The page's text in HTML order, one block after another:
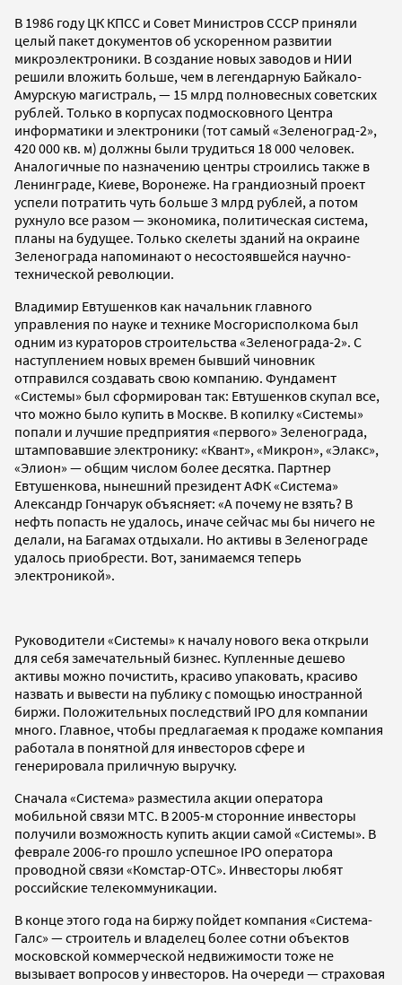
В 1986 году ЦК КПСС и Совет Министров СССР приняли
целый пакет документов об ускоренном развитии
микроэлектроники. В создание новых заводов и НИИ
решили вложить больше, чем в легендарную Байкало-
Амурскую магистраль, — 15 млрд полновесных советских
рублей. Только в корпусах подмосковного Центра
информатики и электроники (тот самый «Зеленоград-2»,
420 000 кв. м) должны были трудиться 18 000 человек.
Аналогичные по назначению центры строились также в
Ленинграде, Киеве, Воронеже. На грандиозный проект
успели потратить чуть больше 3 млрд рублей, а потом
рухнуло все разом — экономика, политическая система,
планы на будущее. Только скелеты зданий на окраине
Зеленограда напоминают о несостоявшейся научно-
технической революции.
Владимир Евтушенков как начальник главного
управления по науке и технике Мосгорисполкома был
одним из кураторов строительства «Зеленограда-2». С
наступлением новых времен бывший чиновник
отправился создавать свою компанию. Фундамент
«Системы» был сформирован так: Евтушенков скупал все,
что можно было купить в Москве. В копилку «Системы»
попали и лучшие предприятия «первого» Зеленограда,
штамповавшие электронику: «Квант», «Микрон», «Элакс»,
«Элион» — общим числом более десятка. Партнер
Евтушенкова, нынешний президент АФК «Система»
Александр Гончарук объясняет: «А почему не взять? В
нефть попасть не удалось, иначе сейчас мы бы ничего не
делали, на Багамах отдыхали. Но активы в Зеленограде
удалось приобрести. Вот, занимаемся теперь
электроникой».
Руководители «Системы» к началу нового века открыли
для себя замечательный бизнес. Купленные дешево
активы можно почистить, красиво упаковать, красиво
назвать и вывести на публику с помощью иностранной
биржи. Положительных последствий IPO для компании
много. Главное, чтобы предлагаемая к продаже компания
работала в понятной для инвесторов сфере и
генерировала приличную выручку.
Сначала «Система» разместила акции оператора
мобильной связи МТС. В 2005-м сторонние инвесторы
получили возможность купить акции самой «Системы». В
феврале 2006-го прошло успешное IPO оператора
проводной связи «Комстар-ОТС». Инвесторы любят
российские телекоммуникации.
В конце этого года на биржу пойдет компания «Система-
Галс» — строитель и владелец более сотни объектов
московской коммерческой недвижимости тоже не
вызывает вопросов у инвесторов. На очереди — страховая